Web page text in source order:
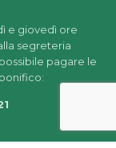
e giovedì ore
segreteria
pagare le